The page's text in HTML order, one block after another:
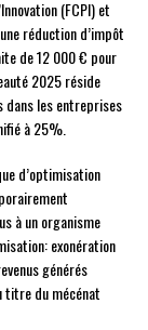
(FCPI) et
réduction d’impôt
de 12 000 € pour
2025 réside
dans les entreprises
à 25%.
d’optimisation
à un organisme
exonération
générés
titre du mécénat